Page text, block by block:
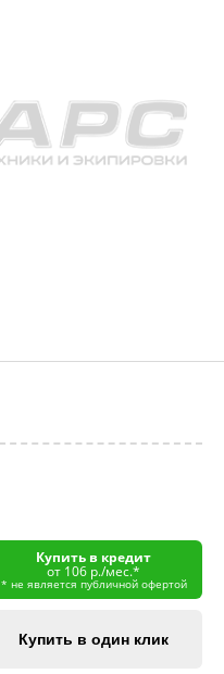
Купить в кредит
от 106 р./мес.*
* не является публичной офертой
Купить в один клик